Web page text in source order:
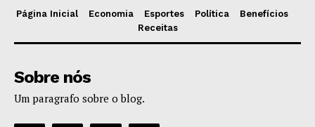
Página Inicial Economia Esportes Política
Benefícios
Receitas
Sobre nós
Um paragrafo sobre o blog.